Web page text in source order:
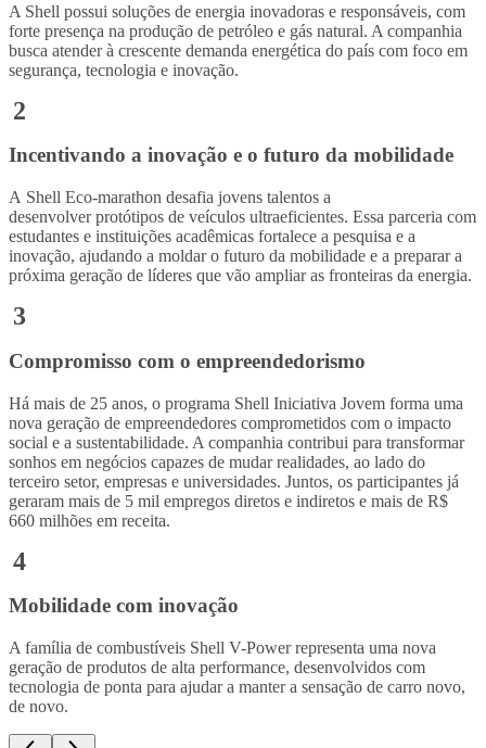
A Shell possui soluções de energia inovadoras e responsáveis, com
forte presença na produção de petróleo e gás natural. A companhia
busca atender à crescente demanda energética do país com foco em
segurança, tecnologia e inovação.
2
Incentivando a inovação e o futuro da mobilidade
A Shell Eco-marathon desafia jovens talentos a
desenvolver protótipos de veículos ultraeficientes. Essa parceria com
estudantes e instituições acadêmicas fortalece a pesquisa e a
inovação, ajudando a moldar o futuro da mobilidade e a preparar a
próxima geração de líderes que vão ampliar as fronteiras da energia.
3
Compromisso com o empreendedorismo
Há mais de 25 anos, o programa Shell Iniciativa Jovem forma uma
nova geração de empreendedores comprometidos com o impacto
social e a sustentabilidade. A companhia contribui para transformar
sonhos em negócios capazes de mudar realidades, ao lado do
terceiro setor, empresas e universidades. Juntos, os participantes já
geraram mais de 5 mil empregos diretos e indiretos e mais de R$
660 milhões em receita.
4
Mobilidade com inovação
A família de combustíveis Shell V-Power representa uma nova
geração de produtos de alta performance, desenvolvidos com
tecnologia de ponta para ajudar a manter a sensação de carro novo,
de novo.